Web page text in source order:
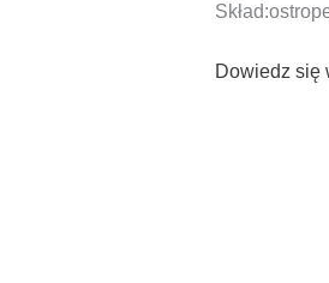
Mieszanka
Dowiedz się